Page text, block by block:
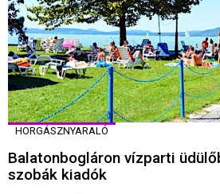
HORGÁSZNYARALÓ
Balatonbogláron vízparti
szobák kiadók